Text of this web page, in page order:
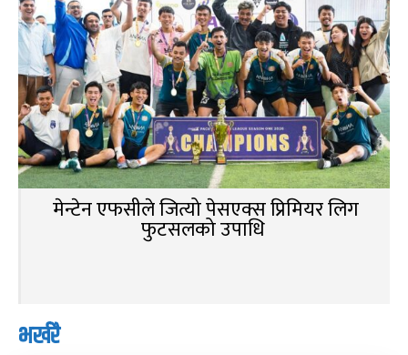
मेन्टेन एफसीले जित्यो पेसएक्स प्रिमियर लिग
फुटसलको उपाधि
भर्खरै